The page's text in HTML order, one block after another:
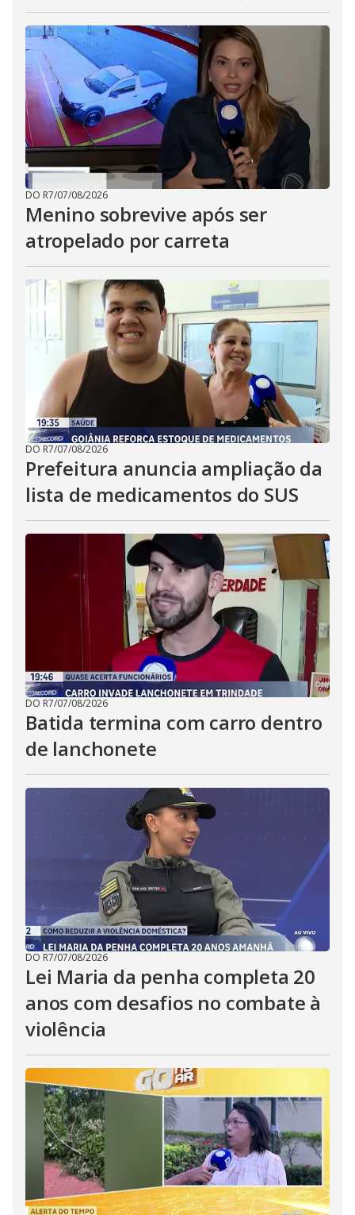
DO R7/07/08/2026
Menino sobrevive após ser
atropelado por carreta
DO R7/07/08/2026
Prefeitura anuncia ampliação da
lista de medicamentos do SUS
DO R7/07/08/2026
Batida termina com carro dentro
de lanchonete
DO R7/07/08/2026
Lei Maria da penha completa 20
anos com desafios no combate à
violência